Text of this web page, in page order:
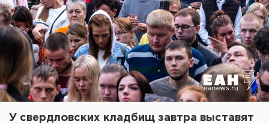
У свердловских кладбищ завтра выставят